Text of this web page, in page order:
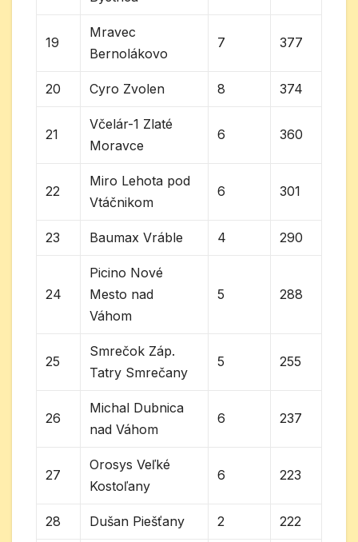
19
Mravec
Bernolákovo
7 377
20 Cyro Zvolen 8 374
21
Včelár-1 Zlaté
Moravce
6 360
22
Miro Lehota pod
Vtáčnikom
6 301
23 Baumax Vráble 4 290
24
Picino Nové
Mesto nad
Váhom
5 288
25
Smrečok Záp.
Tatry Smrečany
5 255
26
Michal Dubnica
nad Váhom
6 237
27
Orosys Veľké
Kostoľany
6 223
28 Dušan Piešťany 2 222